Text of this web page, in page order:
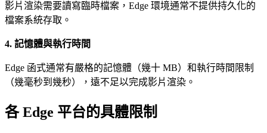
影片渲染需要讀寫臨時檔案，Edge 環境通常不提供持久化的
檔案系統存取。
4. 記憶體與執行時間
Edge 函式通常有嚴格的記憶體（幾十 MB）和執行時間限制
（幾毫秒到幾秒），遠不足以完成影片渲染。
各 Edge 平台的具體限制